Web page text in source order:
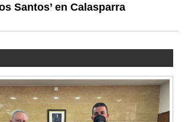
Santos’ en Calasparra